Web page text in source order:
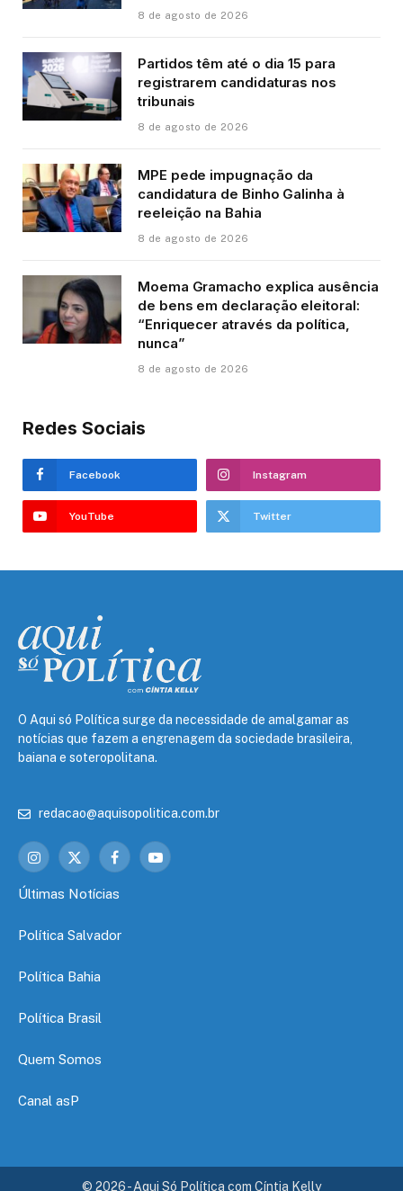
8 de agosto de 2026
Partidos têm até o dia 15 para
registrarem candidaturas nos
tribunais
8 de agosto de 2026
MPE pede impugnação da
candidatura de Binho Galinha à
reeleição na Bahia
8 de agosto de 2026
Moema Gramacho explica ausência
de bens em declaração eleitoral:
“Enriquecer através da política,
nunca”
8 de agosto de 2026
Redes Sociais
Facebook Instagram
YouTube Twitter
O Aqui só Política surge da necessidade de amalgamar as
notícias que fazem a engrenagem da sociedade brasileira,
baiana e soteropolitana.
redacao@aquisopolitica.com.br
Instagram
X
FacebookYouTube
Últimas Notícias
Política Salvador
Política Bahia
Política Brasil
Quem Somos
Canal asP
© 2026 - Aqui Só Política com Cíntia Kelly